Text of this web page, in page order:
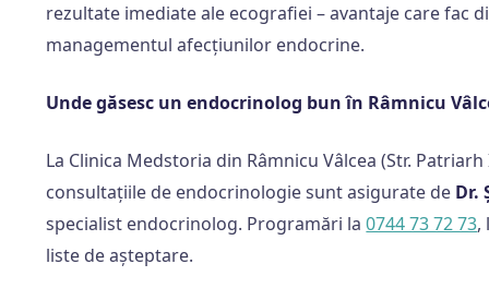
rezultate imediate ale ecografiei – avantaje care fac
managementul afecțiunilor endocrine.
Unde găsesc un endocrinolog bun în Râmnicu
La Clinica Medstoria din Râmnicu Vâlcea (Str.
consultațiile de endocrinologie sunt asigurate de Dr.
specialist endocrinolog. Programări la0744 73 72 73,
liste de așteptare.